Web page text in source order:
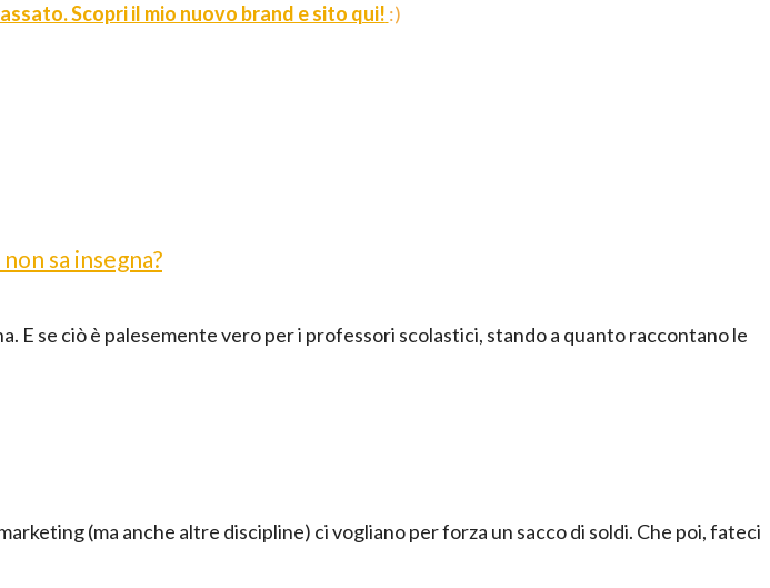
Scopri il mio nuovo brand e sito qui! :)
sa insegna?
E se ciò è palesemente vero per i professori scolastici, stando a quanto raccontano le
(ma anche altre discipline) ci vogliano per forza un sacco di soldi. Che poi, fateci